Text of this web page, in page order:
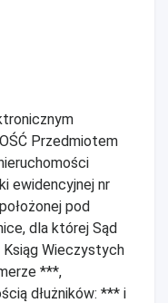
Przedmiotem
ewidencyjnej nr
pod
dla której Sąd
Ksiąg Wieczystych
***,
dłużników: *** i